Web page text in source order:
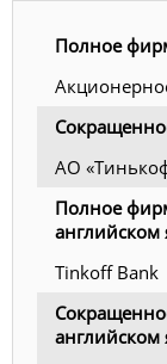
Полное
АО
Полное
английском
Tinkoff Bank
английском